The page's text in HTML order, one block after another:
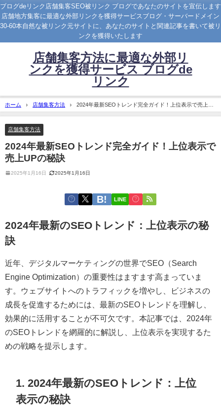
ブログdeリンク店舗集客SEO被リンク ブログであなたのサイトを宣伝します
店舗地方集客に最適な外部リンクを獲得サービスブログ・サーバードメイン
30-60本自然な被リンク元サイトに、あなたのサイトと関連記事を書いて被リ
ンクを獲得いたします
店舗集客方法に最適な外部リ
ンクを獲得サービス ブログde
リンク
ホーム 店舗集客方法
2024年最新SEOトレンド完全ガイド！上位表示で売上UP
の秘訣
店舗集客方法
2024年最新SEOトレンド完全ガイド！上位表示で
売上UPの秘訣
2025年1月16日 2025年1月16日
LINE
2024年最新のSEOトレンド：上位表示の秘
訣
近年、デジタルマーケティングの世界でSEO（Search
Engine Optimization）の重要性はますます高まっていま
す。ウェブサイトへのトラフィックを増やし、ビジネスの
成長を促進するためには、最新のSEOトレンドを理解し、
効果的に活用することが不可欠です。本記事では、2024年
のSEOトレンドを網羅的に解説し、上位表示を実現するた
めの戦略を提示します。
1. 2024年最新のSEOトレンド：上位
表示の秘訣